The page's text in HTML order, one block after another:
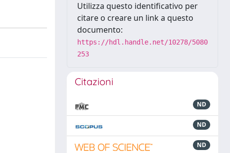
Utilizza questo identificativo per
citare o creare un link a questo
documento:
https://hdl.handle.net/10278/5080
253
Citazioni
ND
ND
ND